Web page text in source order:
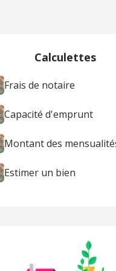
Calculettes
Frais de notaire
Capacité d'emprunt
Montant des
Estimer un bien